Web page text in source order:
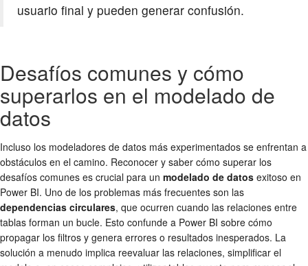
usuario final y pueden generar confusión.
Desafíos comunes y cómo
superarlos en el modelado de
datos
Incluso los modeladores de datos más experimentados se enfrentan a
obstáculos en el camino. Reconocer y saber cómo superar los
desafíos comunes es crucial para un modelado de datos exitoso en
Power BI. Uno de los problemas más frecuentes son las
dependencias circulares, que ocurren cuando las relaciones entre
tablas forman un bucle. Esto confunde a Power BI sobre cómo
propagar los filtros y genera errores o resultados inesperados. La
solución a menudo implica reevaluar las relaciones, simplificar el